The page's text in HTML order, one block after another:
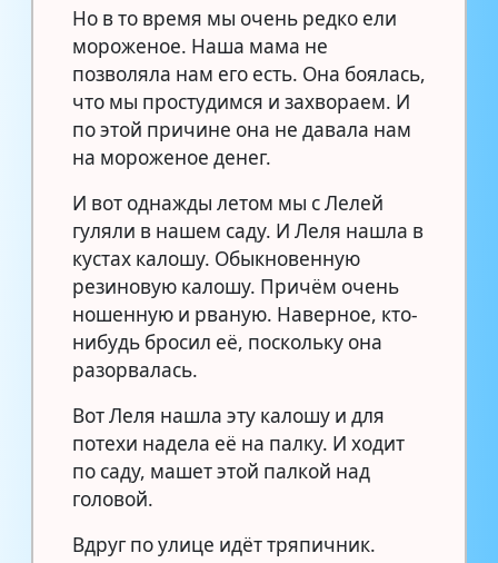
Но в то время мы очень редко ели
мороженое. Наша мама не
позволяла нам его есть. Она боялась,
что мы простудимся и захвораем. И
по этой причине она не давала нам
на мороженое денег.
И вот однажды летом мы с Лелей
гуляли в нашем саду. И Леля нашла в
кустах калошу. Обыкновенную
резиновую калошу. Причём очень
ношенную и рваную. Наверное, кто-
нибудь бросил её, поскольку она
разорвалась.
Вот Леля нашла эту калошу и для
потехи надела её на палку. И ходит
по саду, машет этой палкой над
головой.
Вдруг по улице идёт тряпичник.